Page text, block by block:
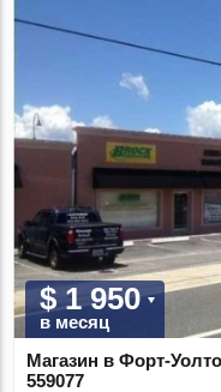
$ 1 950
в месяц
Магазин в Форт-
559077